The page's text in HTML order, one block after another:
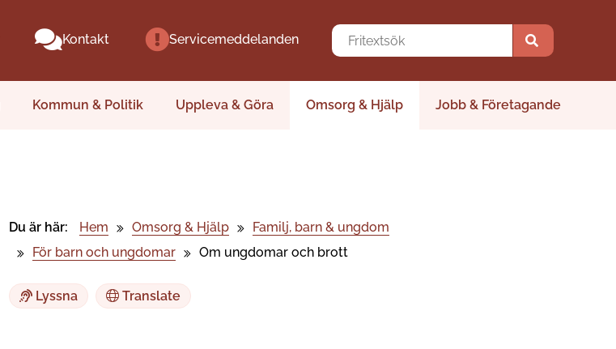
Kontakt Servicemeddelanden
Kommun & Politik Uppleva & Göra Omsorg & Hjälp Jobb & Företagande
Du är här: Hem Omsorg & Hjälp
Familj, barn & ungdom
För barn och ungdomar
Om ungdomar och brott
Lyssna Translate